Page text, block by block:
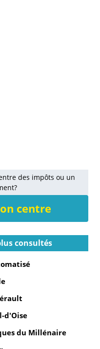
des impôts ou un
centre
consultés
d'Oise
du Millénaire